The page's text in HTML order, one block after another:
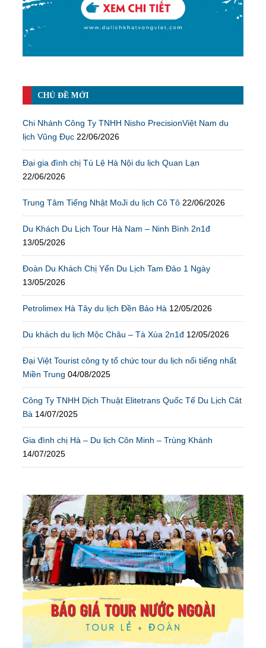
CHỦ ĐỀ MỚI
Chi Nhánh Công Ty TNHH Nisho PrecisionViệt Nam du
lịch Vũng Đục 22/06/2026
Đại gia đình chị Tú Lệ Hà Nội du lịch Quan Lạn
22/06/2026
Trung Tâm Tiếng Nhật MoJi du lịch Cô Tô 22/06/2026
Du Khách Du Lịch Tour Hà Nam – Ninh Bình 2n1đ
13/05/2026
Đoàn Du Khách Chị Yến Du Lịch Tam Đảo 1 Ngày
13/05/2026
Petrolimex Hà Tây du lịch Đền Bảo Hà 12/05/2026
Du khách du lịch Mộc Châu – Tà Xùa 2n1đ 12/05/2026
Đại Việt Tourist công ty tổ chức tour du lịch nổi tiếng nhất
Miền Trung 04/08/2025
Công Ty TNHH Dịch Thuật Elitetrans Quốc Tế Du Lịch Cát
Bà 14/07/2025
Gia đình chị Hà – Du lịch Côn Minh – Trùng Khánh
14/07/2025